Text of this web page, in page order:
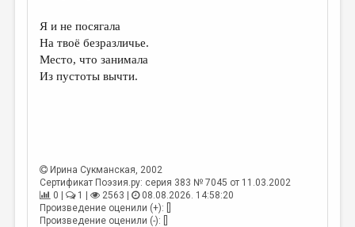
ПЕРЕВОДЫ
КОНКУРСЫ
СТРАНИЦЫ ПАМЯТИ
ОБЪЯВЛЕНИЯ
Я и не посягала
На твоё безразличье.
Место, что занимала
Из пустоты вычти.
Ирина Сукманская, 2002
Сертификат Поэзия.ру: серия 383 № 7045 от 11.03.2002
0 |
1 | 2563 |
08.08.2026. 14:58:20
Произведение оценили (+): []
Произведение оценили (-): []